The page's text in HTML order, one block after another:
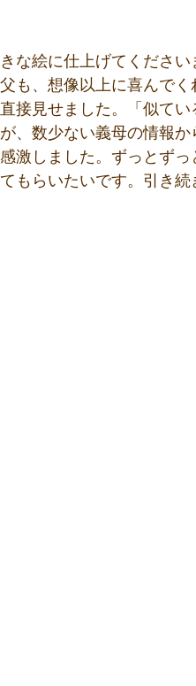
な絵に仕上げてくださ
も、想像以上に喜んで
接見せました。「似て
、数少ない義母の情報
激しました。ずっとず
もらいたいです。引き